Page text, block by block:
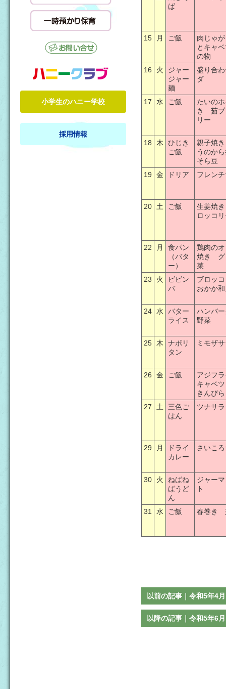
小学生のハニー学校
採用情報
ば
15 月 ご飯
肉じゃ
とキャ
の物
16
火
ジャー
ジャー
麺
盛り合
ダ
17 水 ご飯
たいの
き 茹ブ
リー
18 木
ひじき
ご飯
親子焼
うのか
そら豆
19
金 ドリア フレン
20 土 ご飯
生姜焼
ロッコ
22 月
食パン
（バタ
ー）
鶏肉の
焼き グ
菜
23
火
ビビン
バ
ブロッ
おかか
24 水
バター
ライス
ハンバ
野菜
25 木
ナポリ
タン
ミモザ
26 金 ご飯
アジフ
キャベ
きんぴら
27
土
三色ご
はん
ツナサ
29 月
ドライ
カレー
さいこ
30 火
ねばね
ばうど
ん
ジャー
ト
31 水 ご飯 春巻き
以前の記事｜令和5年4月
以降の記事｜令和5年6月